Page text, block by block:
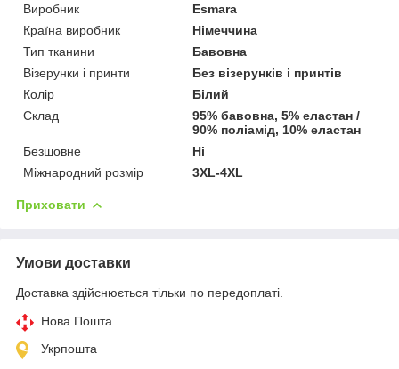
Виробник
Esmara
Країна виробник
Німеччина
Тип тканини
Бавовна
Візерунки і принти
Без візерунків і принтів
Колір
Білий
Склад
95% бавовна, 5% еластан /
90% поліамід, 10% еластан
Безшовне
Ні
Міжнародний розмір
3XL-4XL
Приховати
Умови доставки
Доставка здійснюється тільки по передоплаті.
Нова Пошта
Укрпошта